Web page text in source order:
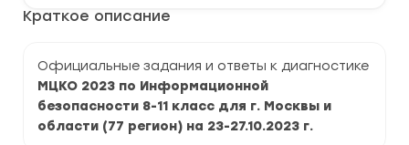
Краткое описание
Официальные задания и ответы к диагностике
МЦКО 2023 по Информационной
безопасности 8-11 класс для г. Москвы и
области (77 регион) на 23-27.10.2023 г.
МЦКО
безопасности
8-
11
класс